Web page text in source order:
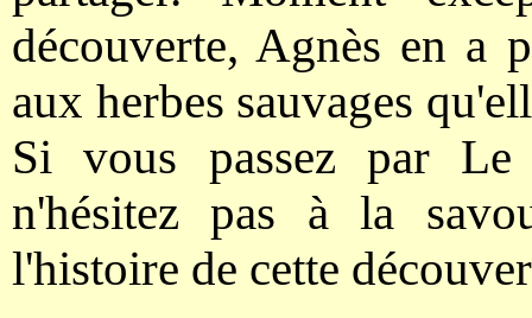
découverte, Agnès en a
aux herbes sauvages
Si vous passez par
n'hésitez pas à la
l'histoire de cette